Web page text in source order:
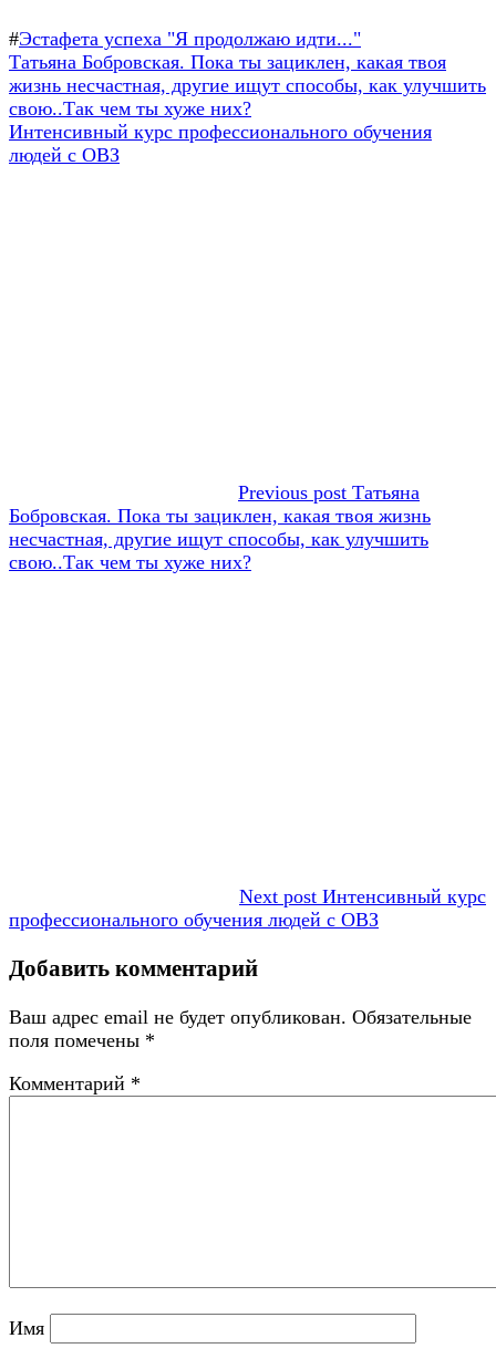
#Эстафета успеха "Я продолжаю идти..."
Навигация
по
записям
Предыдущая
запись:
Татьяна Бобровская. Пока ты зациклен, какая твоя
жизнь несчастная, другие ищут способы, как улучшить
свою..Так чем ты хуже них?
Следующая
запись:
Интенсивный курс профессионального обучения
людей с ОВЗ
Previous post Татьяна
Бобровская. Пока ты зациклен, какая твоя жизнь
несчастная, другие ищут способы, как улучшить
свою..Так чем ты хуже них?
Next post Интенсивный курс
профессионального обучения людей с ОВЗ
Добавить комментарий
Ваш адрес email не будет опубликован. Обязательные
поля помечены *
Комментарий *
Имя